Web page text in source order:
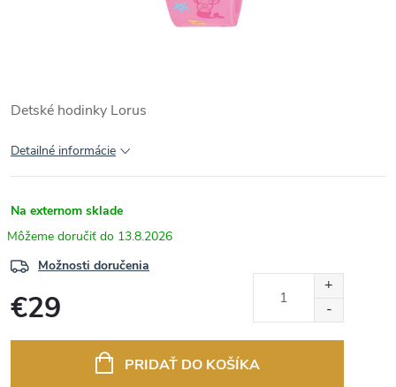
Detské hodinky Lorus
Detailné informácie
Na externom sklade
13.8.2026
Možnosti doručenia
€29
PRIDAŤ DO KOŠÍKA